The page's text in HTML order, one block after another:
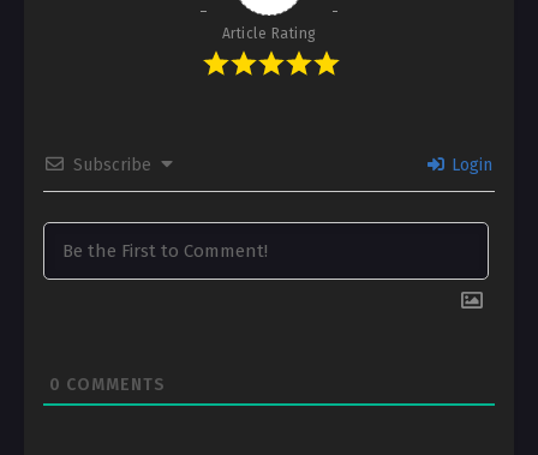
Article Rating
Subscribe Login
0 COMMENTS